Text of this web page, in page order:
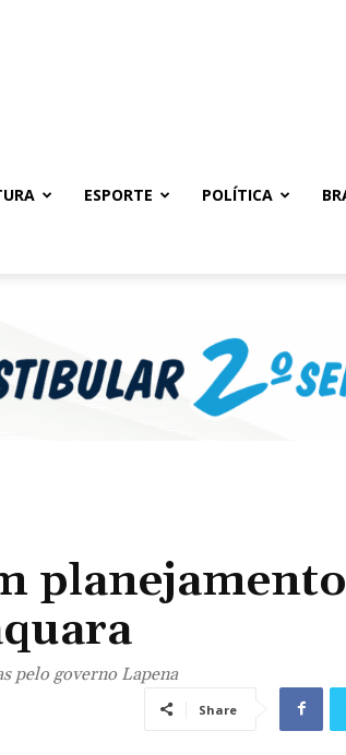
ESPORTE POLÍTICA
pelo governo Lapena
Share